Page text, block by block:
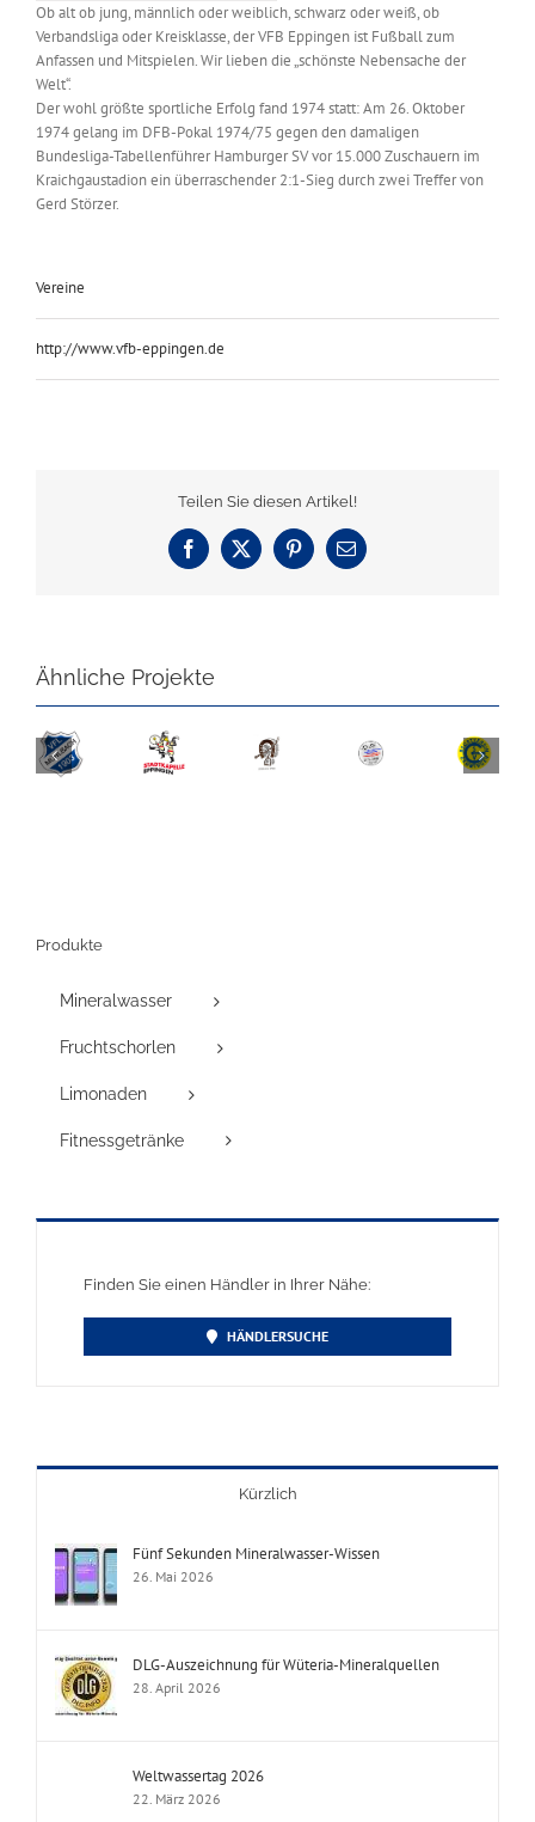
Ob alt ob jung, männlich oder weiblich, schwarz oder weiß, ob
Verbandsliga oder Kreisklasse, der VFB Eppingen ist Fußball zum
Anfassen und Mitspielen. Wir lieben die „schönste Nebensache der
Welt“.
Der wohl größte sportliche Erfolg fand 1974 statt: Am 26. Oktober
1974 gelang im DFB-Pokal 1974/75 gegen den damaligen
Bundesliga-Tabellenführer Hamburger SV vor 15.000 Zuschauern im
Kraichgaustadion ein überraschender 2:1-Sieg durch zwei Treffer von
Gerd Störzer.
Vereine
http://www.vfb-eppingen.de
Teilen Sie diesen Artikel!
Facebook
X PinterestE-
Mail
Ähnliche Projekte
Produkte
Mineralwasser
Fruchtschorlen
Limonaden
Fitnessgetränke
Finden Sie einen Händler in Ihrer Nähe:
HÄNDLERSUCHE
Kürzlich
Fünf Sekunden Mineralwasser-Wissen
26. Mai 2026
DLG-Auszeichnung für Wüteria-Mineralquellen
28. April 2026
Weltwassertag 2026
22. März 2026